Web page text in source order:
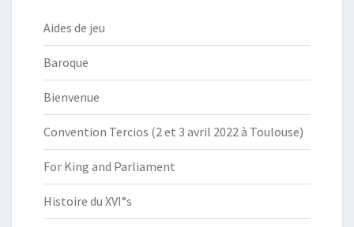
Aides de jeu
Baroque
Bienvenue
Convention Tercios (2 et 3 avril 2022 à Toulouse)
For King and Parliament
Histoire du XVI°s